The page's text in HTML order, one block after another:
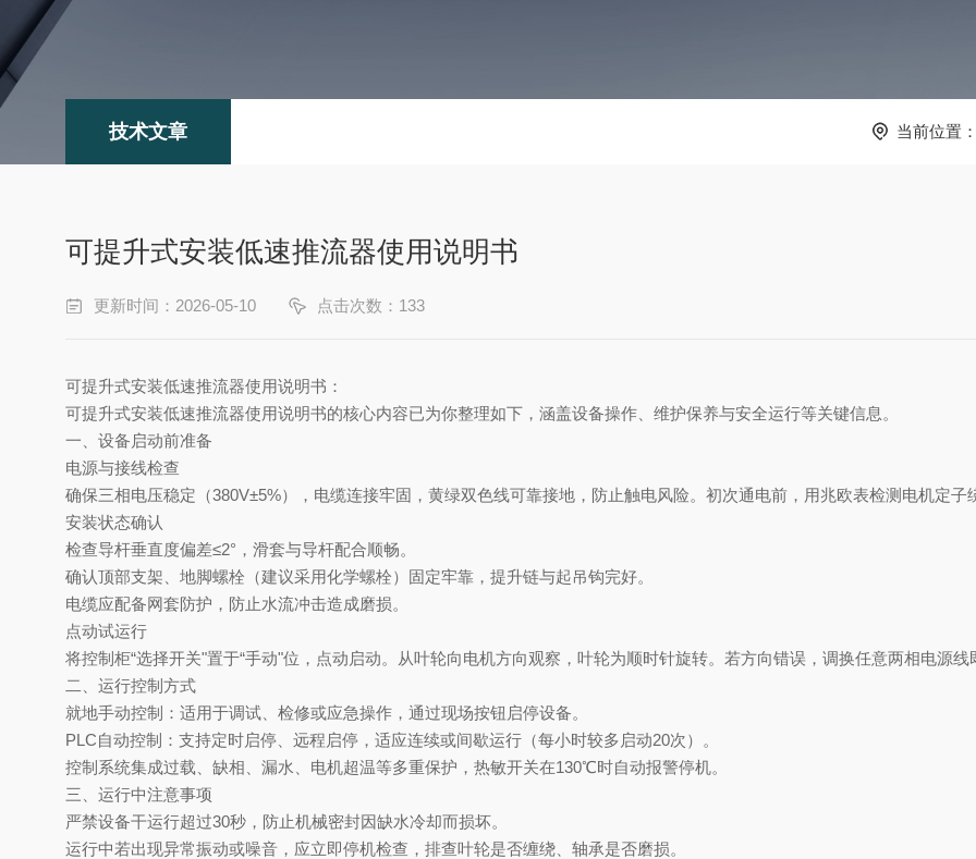
技术文章 当前位置
可提升式安装低速推流器使用说明书
更新时间：2026-05-10 点击次数：133
可提升式安装低速推流器使用说明书 ：
可提升式安装低速推流器使用说明书‌的核心内容已为你整理如下，涵盖设备操作、维护保养与安全运行等关键信息。
一、 ‌设备启动前准备‌
电源与接线检查
确保三相电压稳定（380V±5%），电缆连接牢固，黄绿双色线可靠接地，防止触电风险。 初次通电前，用兆欧表检测电机定子
安装状态确认
检查导杆垂直度偏差≤2°，滑套与导杆配合顺畅。
确认顶部支架、地脚螺栓（建议采用化学螺栓）固定牢靠，提升链与起吊钩完好。
电缆应配备网套防护，防止水流冲击造成磨损。
点动试运行
将控制柜“选择开关"置于“手动"位，点动启动。从叶轮向电机方向观察，‌叶轮为顺时针旋转‌。若方向错误，调换任意两相电源线
二、 ‌运行控制方式‌
就地手动控制 ‌：适用于调试、检修或应急操作，通过现场按钮启停设备。
PLC自动控制‌：支持定时启停、远程启停，适应连续或间歇运行（每小时较多启动20次）。
控制系统集成过载、缺相、漏水、电机超温等多重保护，热敏开关在130℃时自动报警停机。
三、 ‌运行中注意事项‌
严禁设备干运行超过30秒，防止机械密封因缺水冷却而损坏。
运行中若出现异常振动或噪音，应立即停机检查，排查叶轮是否缠绕、轴承是否磨损。